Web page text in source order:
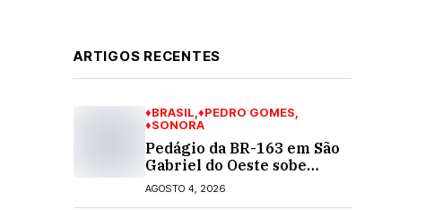
ARTIGOS RECENTES
♦BRASIL ♦PEDRO GOMES
♦SONORA
Pedágio da BR-163 em São
Gabriel do Oeste sobe
40,53% e passa a custar R$
10,70 a partir desta quarta-
AGOSTO 4, 2026